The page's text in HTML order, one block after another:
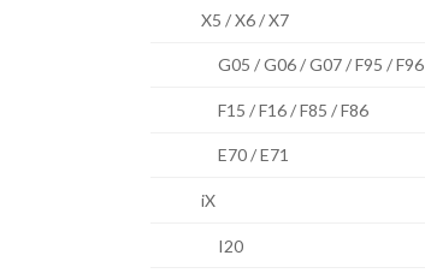
X5 / X6 / X7
G05 / G06 / G07 / F95 / F96
F15 / F16 / F85 / F86
E70 / E71
iX
I20